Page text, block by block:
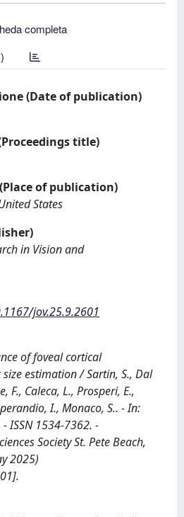
completa
(Date of publication)
title)
of publication)
States
in Vision and
jov.25.9.2601
of foveal cortical
estimation / Sartin, S., Dal
F., Caleca, L., Prosperi, E.,
I., Monaco, S.. - In:
- ISSN 1534-7362. -
Society St. Pete Beach,
2025)